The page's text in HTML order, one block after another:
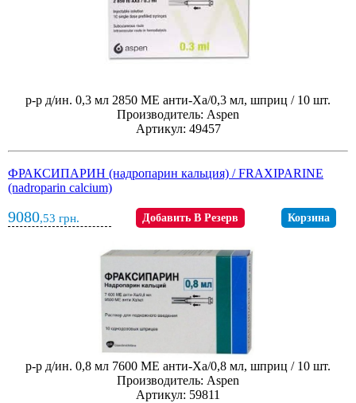
р-р д/ин. 0,3 мл 2850 МЕ анти-Xа/0,3 мл, шприц / 10 шт.
Производитель: Aspen
Артикул: 49457
ФРАКСИПАРИН (надропарин кальция) / FRAXIPARINE
(nadroparin calcium)
9080,53 грн. Добавить В Резерв Корзина
р-р д/ин. 0,8 мл 7600 МЕ анти-Xа/0,8 мл, шприц / 10 шт.
Производитель: Aspen
Артикул: 59811